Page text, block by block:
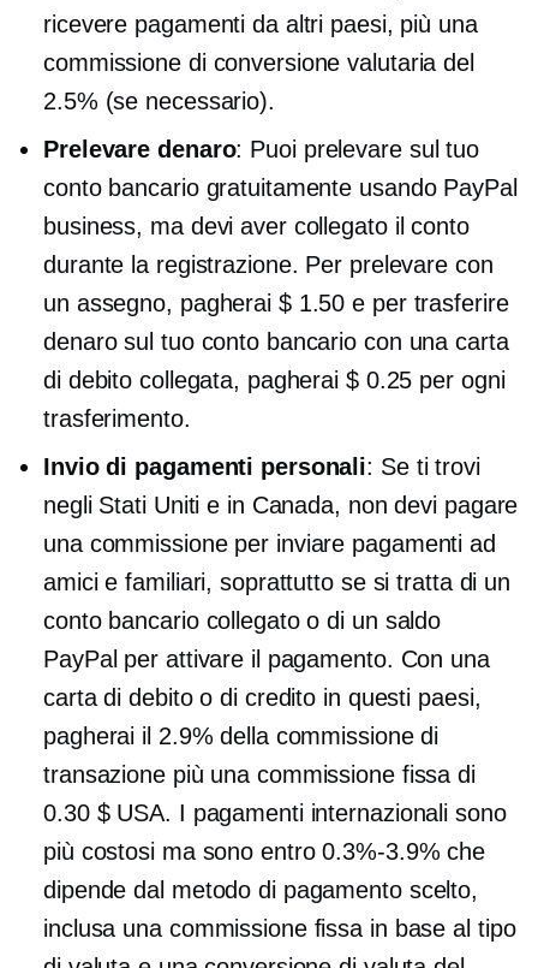
ricevere pagamenti da altri paesi, più una
commissione di conversione valutaria del
2.5% (se necessario).
Prelevare denaro: Puoi prelevare sul tuo
conto bancario gratuitamente usando PayPal
business, ma devi aver collegato il conto
durante la registrazione. Per prelevare con
un assegno, pagherai $ 1.50 e per trasferire
denaro sul tuo conto bancario con una carta
di debito collegata, pagherai $ 0.25 per ogni
trasferimento.
Invio di pagamenti personali: Se ti trovi
negli Stati Uniti e in Canada, non devi pagare
una commissione per inviare pagamenti ad
amici e familiari, soprattutto se si tratta di un
conto bancario collegato o di un saldo
PayPal per attivare il pagamento. Con una
carta di debito o di credito in questi paesi,
pagherai il 2.9% della commissione di
transazione più una commissione fissa di
0.30 $ USA. I pagamenti internazionali sono
più costosi ma sono entro0.3%-3.9% che
dipende dal metodo di pagamento scelto,
inclusa una commissione fissa in base al tipo